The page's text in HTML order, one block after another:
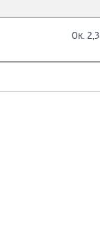
Ок.